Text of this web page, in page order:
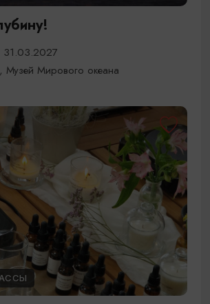
Музей Мирового океана